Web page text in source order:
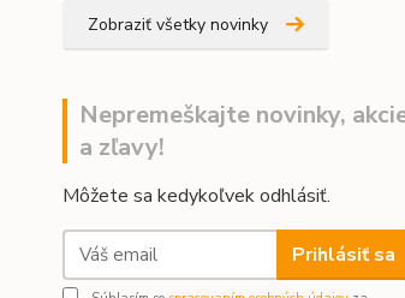
Zobraziť všetky novinky
Nepremeškajte novinky,
a zľavy!
Môžete sa kedykoľvek odhlásiť.
Prihlásiť sa